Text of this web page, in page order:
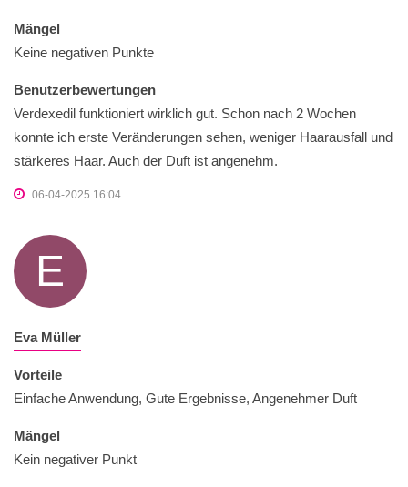
Mängel
Keine negativen Punkte
Benutzerbewertungen
Verdexedil funktioniert wirklich gut. Schon nach 2 Wochen
konnte ich erste Veränderungen sehen, weniger Haarausfall und
stärkeres Haar. Auch der Duft ist angenehm.
06-04-2025 16:04
E
Eva Müller
Vorteile
Einfache Anwendung, Gute Ergebnisse, Angenehmer Duft
Mängel
Kein negativer Punkt